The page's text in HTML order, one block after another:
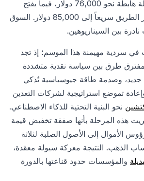
موجة تصفية متسلسلة هابطة نحو 76,000 دولار، فيما يفتح
اختراق 82,000 دولار الطريق سريعاً إلى 85,000 دولار. السوق
بين السيناريوهين.
في سردية مهيمنة هذا الموسم؛ إذ تجد
طرق بين سياسة نقدية متشددة
جديد، وصدمة طاقة جيوسياسية تُذكي
تموضع استراتيجية لشركات التعدين
نحو البنية التحتية للذكاء الاصطناعي.
هذه المرحلة بأنها صفقة تخفيض قيمة
الأموال إلى الأصول الصلبة لثلاثة
الذهب. النتيجة معركة سيولة معقدة،
والمؤسسات حدود قناعتها بالدورة